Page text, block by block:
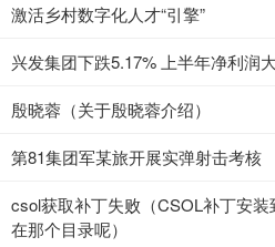
激活乡村数字化人才“引擎”
兴发集团下跌5.17% 上半年净利润
殷晓蓉（关于殷晓蓉介绍）
第81集团军某旅开展实弹射击考核
csol获取补丁失败（CSOL补丁安
在那个目录呢）